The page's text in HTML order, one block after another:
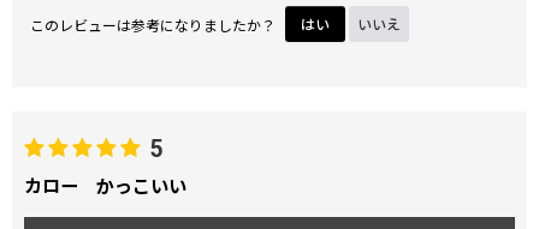
このレビューは参考になりましたか？ はい いいえ
5
カロー かっこいい